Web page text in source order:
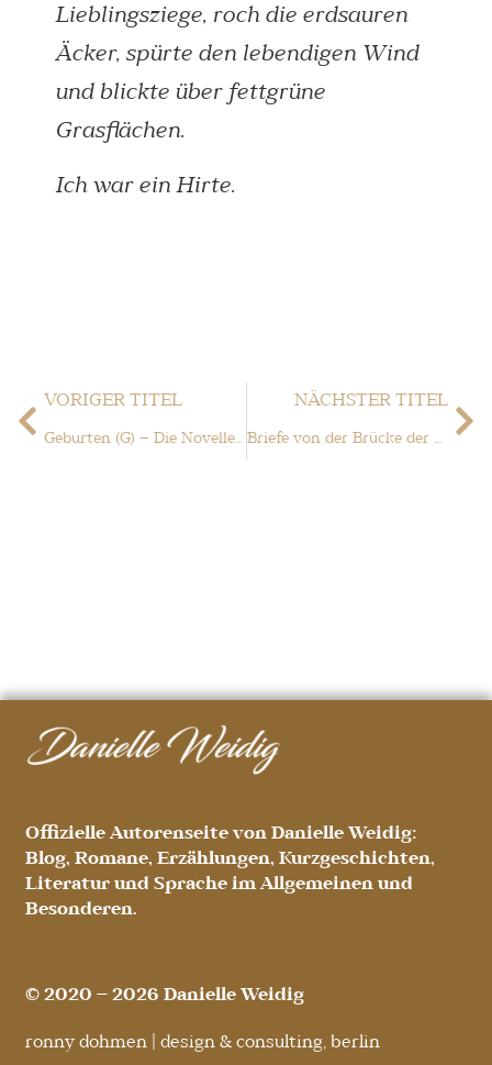
Lieblingsziege, roch die erdsauren
Äcker, spürte den lebendigen Wind
und blickte über fettgrüne
Grasflächen.
Ich war ein Hirte.
VORIGER TITEL
Geburten (G) – Die Novelle #2: Grenzen der Literatur
NÄCHSTER TITEL
Briefe von der Brücke der Zeit
Offizielle Autorenseite von Danielle Weidig:
Blog, Romane, Erzählungen, Kurzgeschichten,
Literatur und Sprache im Allgemeinen und
Besonderen.
© 2020 – 2026 Danielle Weidig
ronny dohmen | design & consulting, berlin